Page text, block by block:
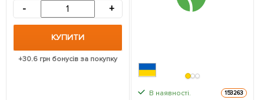
- +
КУПИТИ
+30.6 грн бонусів за покупку
В наявності. 153263